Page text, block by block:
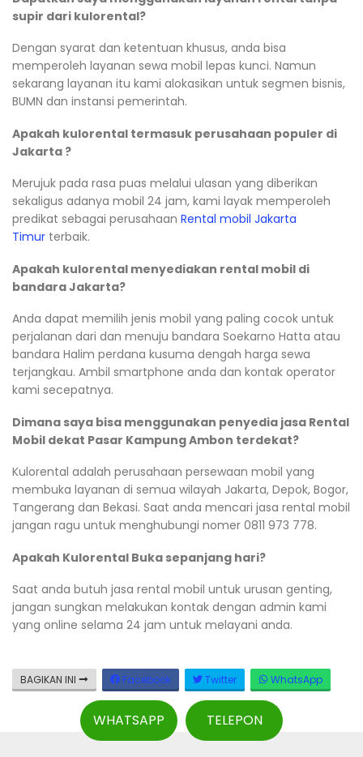
supir dari kulorental?
Dengan syarat dan ketentuan khusus, anda bisa
memperoleh layanan sewa mobil lepas kunci. Namun
sekarang layanan itu kami alokasikan untuk segmen bisnis,
BUMN dan instansi pemerintah.
Apakah kulorental termasuk perusahaan populer di
Jakarta ?
Merujuk pada rasa puas melalui ulasan yang diberikan
sekaligus adanya mobil 24 jam, kami layak memperoleh
predikat sebagai perusahaan Rental mobil Jakarta
Timur terbaik.
Apakah kulorental menyediakan rental mobil di
bandara Jakarta?
Anda dapat memilih jenis mobil yang paling cocok untuk
perjalanan dari dan menuju bandara Soekarno Hatta atau
bandara Halim perdana kusuma dengah harga sewa
terjangkau. Ambil smartphone anda dan kontak operator
kami secepatnya.
Dimana saya bisa menggunakan penyedia jasa Rental
Mobil dekat Pasar Kampung Ambon terdekat?
Kulorental adalah perusahaan persewaan mobil yang
membuka layanan di semua wilayah Jakarta, Depok, Bogor,
Tangerang dan Bekasi. Saat anda mencari jasa rental mobil
jangan ragu untuk menghubungi nomer 0811 973 778.
Apakah Kulorental Buka sepanjang hari?
Saat anda butuh jasa rental mobil untuk urusan genting,
jangan sungkan melakukan kontak dengan admin kami
yang online selama 24 jam untuk melayani anda.
BAGIKAN INI Facebook Twitter WhatsApp
WHATSAPP TELEPON